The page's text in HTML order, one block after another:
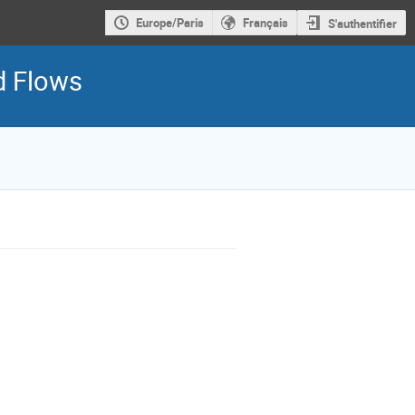
Europe/Paris Français S'authentifier
Flows